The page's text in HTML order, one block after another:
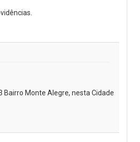
Bairro Monte Alegre, nesta Cidade